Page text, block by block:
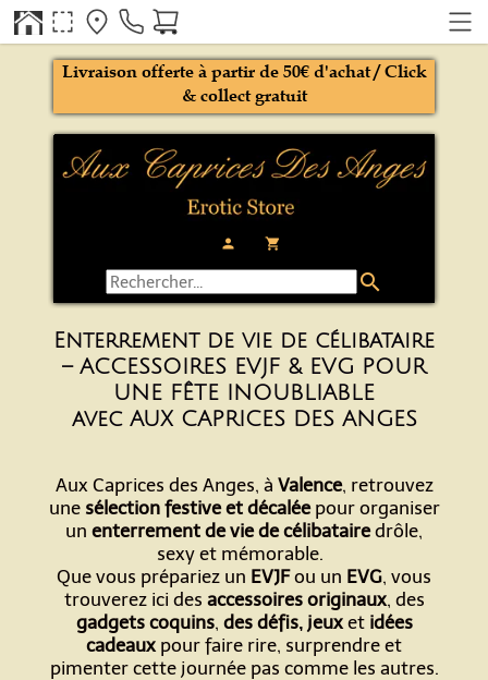
person local_grocery_store
Livraison offerte à partir de 50€ d'achat / Click
& collect gratuit
search
Aux Caprices des Anges, à Valence, retrouvez
une sélection festive et décaléepour organiser
un enterrement de vie de célibatairedrôle,
sexy et mémorable.
Que vous prépariez un EVJFou un EVG, vous
trouverez ici des accessoires originaux, des
gadgets coquins, des défis, jeuxet idées
cadeauxpour faire rire, surprendre et
pimenter cette journée pas comme les autres.
Enterrement de vie de célibataire
– ACCESSOIRES EVJF & EVG POUR
UNE FÊTE INOUBLIABLE
avec AUX CAPRICES DES ANGES